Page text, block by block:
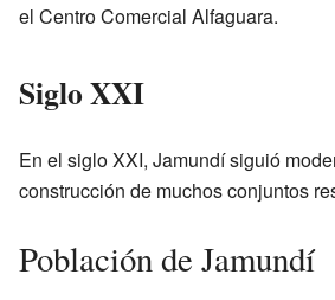
el Centro Comercial Alfaguara.
Siglo XXI
En el siglo XXI, Jamundí siguió
construcción de muchos conjuntos
Población de Jamundí